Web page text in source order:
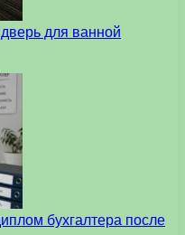
для ванной
бухгалтера после